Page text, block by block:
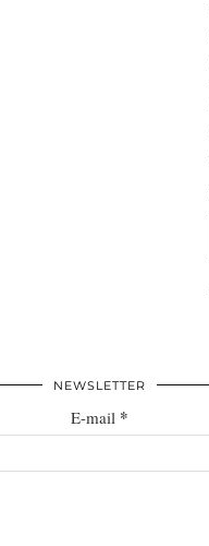
NEWSLETTER
E-mail *